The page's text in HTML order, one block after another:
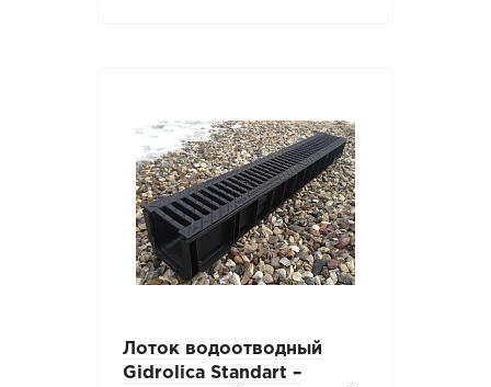
Лоток водоотводный
Gidrolica Standart –